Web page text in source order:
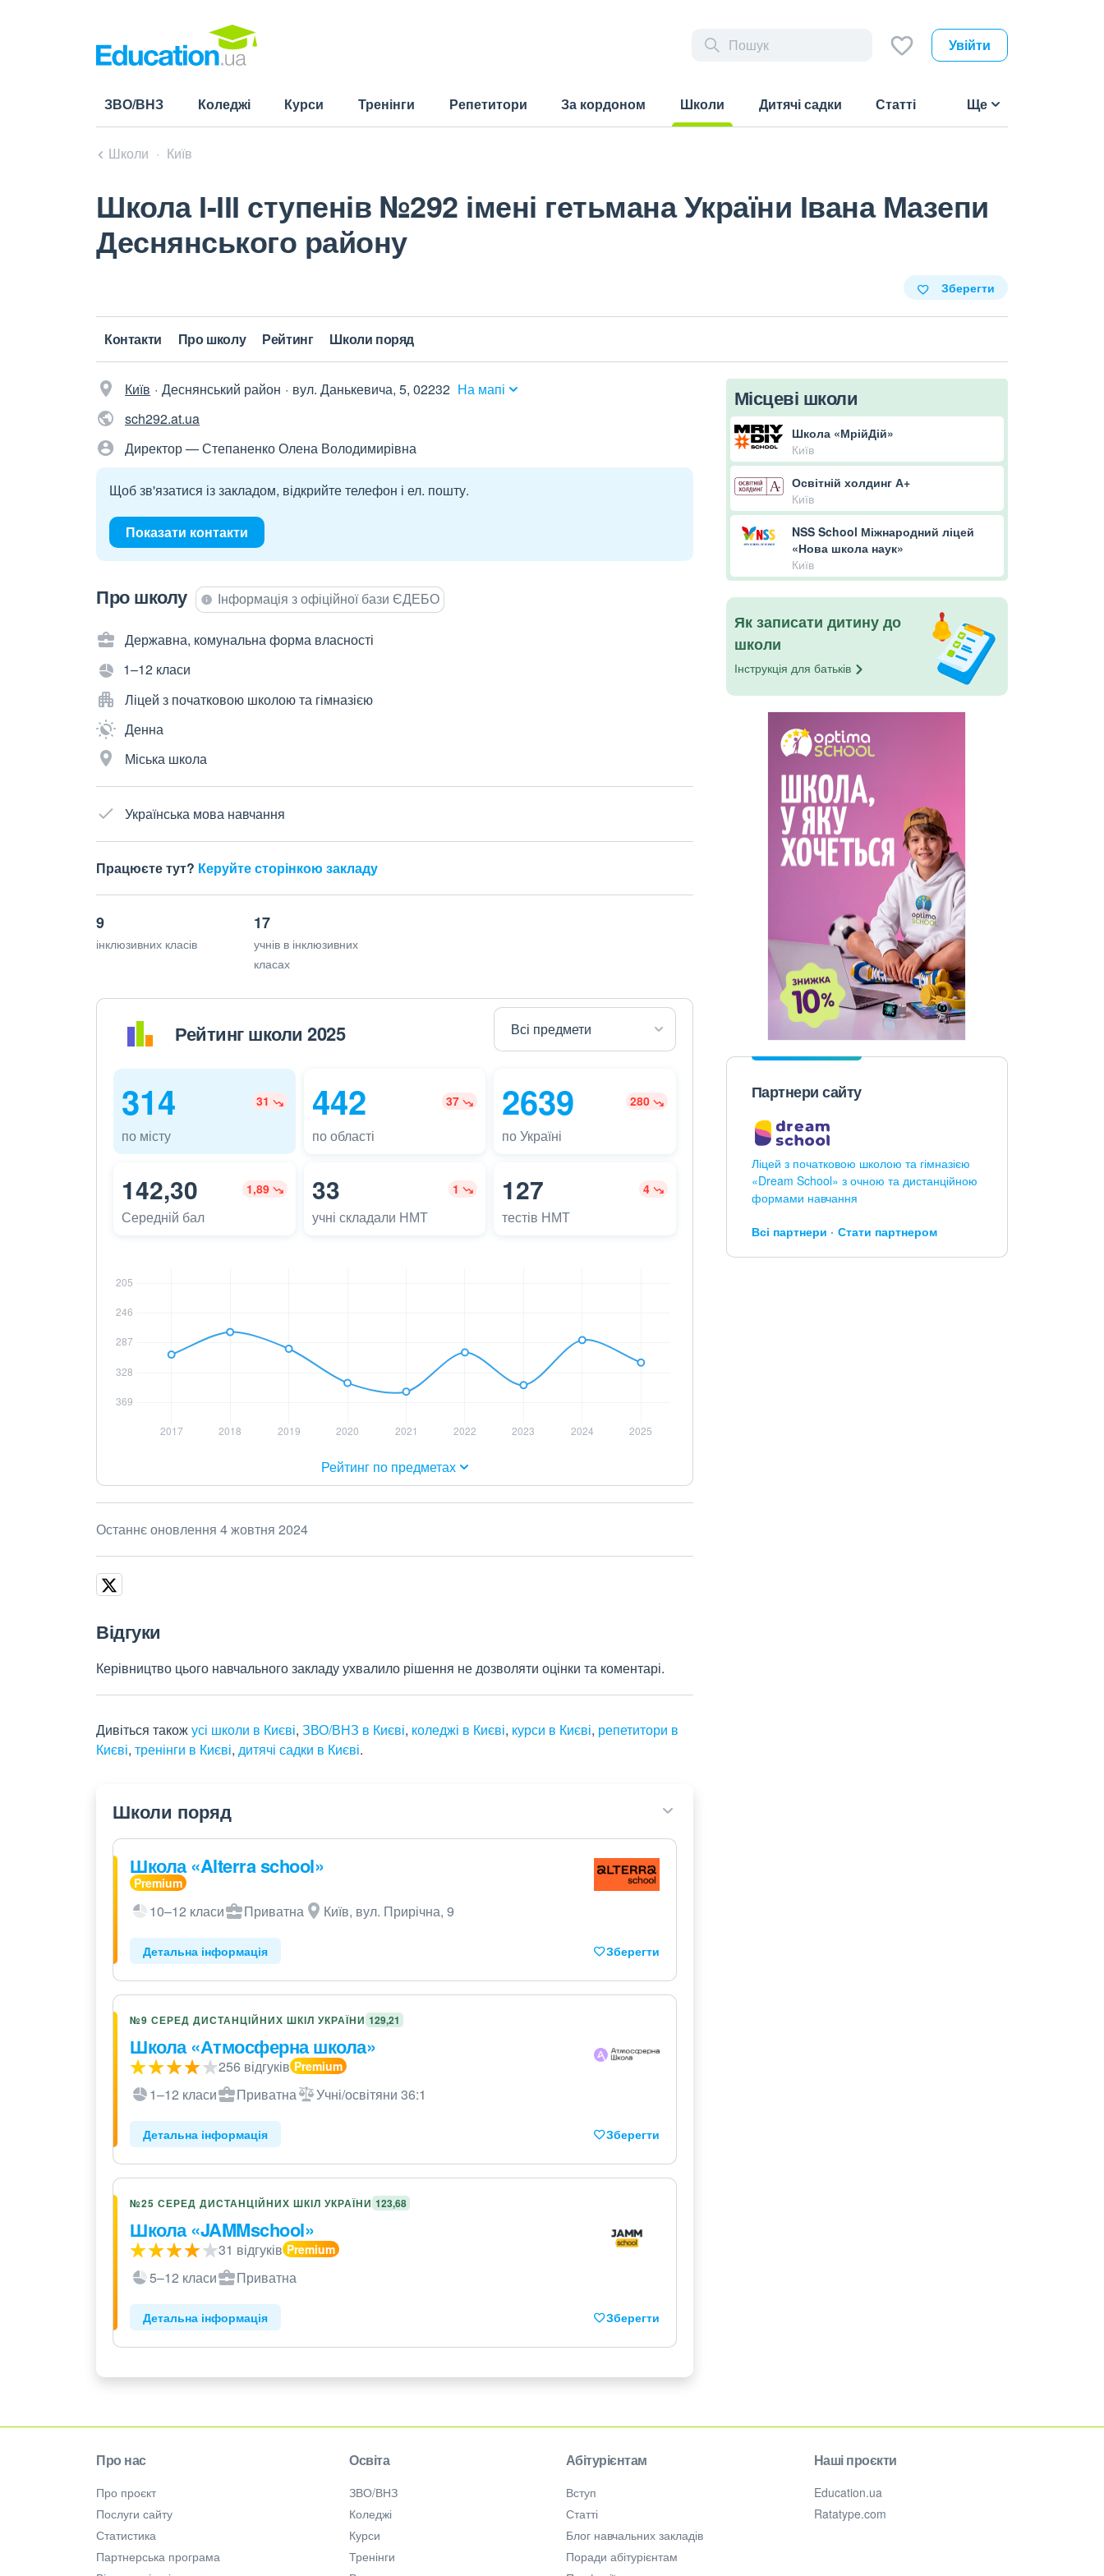
Увійти
ЗВО/ВНЗ Коледжі Курси Тренінги Репетитори За кордоном
Школи
Дитячі садки Статті Ще
Школи Київ
Школа І-ІІІ ступенів №292 імені гетьмана України Івана Мазепи
Деснянського району
Зберегти
Контакти Про школу Рейтинг Школи поряд
Київ Деснянський район вул. Данькевича, 5, 02232 На мапі
sch292.at.ua
Директор — Степаненко Олена Володимирівна
Щоб зв'язатися із закладом, відкрийте телефон і ел. пошту.
Показати контакти
Про школу Інформація з офіційної бази ЄДЕБО
Державна, комунальна форма власності
1–12 класи
Ліцей з початковою школою та гімназією
Денна
Міська школа
Українська мова навчання
Працюєте тут? Керуйте сторінкою закладу
9
інклюзивних класів
17
учнів в інклюзивних
класах
Рейтинг школи 2025
314 31
по місту
442 37
по області
2639 280
по Україні
142,30 1,89
Середній бал
33 1
учні складали НМТ
127 4
тестів НМТ
Рейтинг по предметах
Останнє оновлення 4 жовтня 2024
Відгуки
Керівництво цього навчального закладу ухвалило рішення не дозволяти оцінки та коментарі.
Дивіться такожусі школи в Києві, ЗВО/ВНЗ в Києві, коледжі в Києві, курси в Києві, репетитори в
Києві, тренінги в Києві, дитячі садки в Києві.
Школи поряд
Школа «Alterra school»
10–12 класи Приватна Київ, вул. Прирічна, 9
Детальна інформація Зберегти
№9 СЕРЕД ДИСТАНЦІЙНИХ ШКІЛ УКРАЇНИ 129,21
Школа «Атмосферна школа»
256 відгуків
1–12 класи
Приватна Учні/освітяни 36:1
Детальна інформація Зберегти
№25 СЕРЕД ДИСТАНЦІЙНИХ ШКІЛ УКРАЇНИ 123,68
Школа «JAMMschool»
31 відгуків
5–12 класи
Приватна
Детальна інформація Зберегти
Місцеві школи
Школа «МрійДій»
Київ
Освітній холдинг А+
Київ
NSS School Міжнародний ліцей
«Нова школа наук»
Київ
Як записати дитину до
школи
Інструкція для батьків
Партнери сайту
Ліцей з початковою школою та гімназією
«Dream School» з очною та дистанційною
формами навчання
Всі партнери Стати партнером
Про нас
Про проєкт
Послуги сайту
Статистика
Партнерська програма
Освіта
ЗВО/ВНЗ
Коледжі
Курси
Тренінги
Абітурієнтам
Вступ
Статті
Блог навчальних закладів
Поради абітурієнтам
Наші проєкти
Education.ua
Ratatype.com